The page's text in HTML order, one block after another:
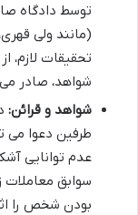
توسط دادگاه
(مانند ولی
تحقیقات لازم،
شواهد، صادر
شواهد و قرائن:
طرفین دعوا می
عدم توانایی
سوابق معاملات
بودن شخص را